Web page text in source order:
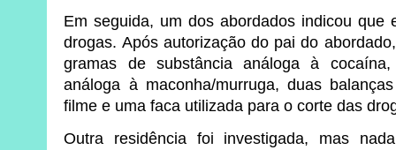
Em seguida, um dos abordados indicou que
drogas. Após autorização do pai do
gramas de substância análoga à
análoga à maconha/murruga, duas
filme e uma faca utilizada para o corte das
Outra residência foi investigada, mas